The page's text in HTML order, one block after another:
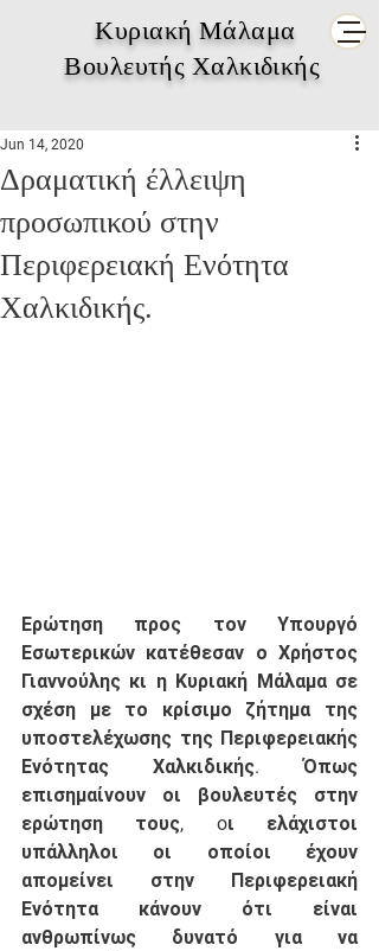
Κυριακή Μάλαμα
Βουλευτής Χαλκιδικής
Δραματική έλλειψη
προσωπικού στην
Περιφερειακή Ενότητα
Χαλκιδικής.
Jun 14, 2020
Ερώτηση προς τον Υπουργό
Εσωτερικών κατέθεσαν ο Χρήστος
Γιαννούλης κι η Κυριακή Μάλαμα σε
σχέση με το κρίσιμο ζήτημα της
υποστελέχωσης της Περιφερειακής
Ενότητας Χαλκιδικής. Όπως
επισημαίνουν οι βουλευτές στην
ερώτηση τους, oι ελάχιστοι
υπάλληλοι οι οποίοι έχουν
απομείνει στην Περιφερειακή
Ενότητα κάνουν ότι είναι
ανθρωπίνως δυνατό για να